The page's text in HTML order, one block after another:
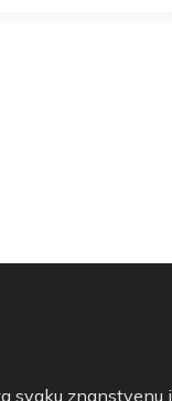
svaku znanstvenu i